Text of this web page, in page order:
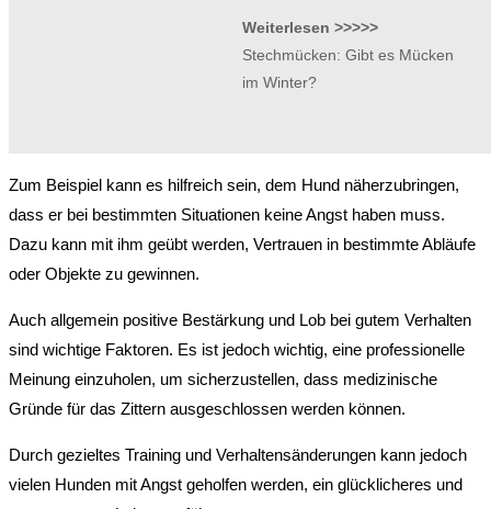
Weiterlesen >>>>>
Stechmücken: Gibt es Mücken
im Winter?
Zum Beispiel kann es hilfreich sein, dem Hund näherzubringen,
dass er bei bestimmten Situationen keine Angst haben muss.
Dazu kann mit ihm geübt werden, Vertrauen in bestimmte Abläufe
oder Objekte zu gewinnen.
Auch allgemein positive Bestärkung und Lob bei gutem Verhalten
sind wichtige Faktoren. Es ist jedoch wichtig, eine professionelle
Meinung einzuholen, um sicherzustellen, dass medizinische
Gründe für das Zittern ausgeschlossen werden können.
Durch gezieltes Training und Verhaltensänderungen kann jedoch
vielen Hunden mit Angst geholfen werden, ein glücklicheres und